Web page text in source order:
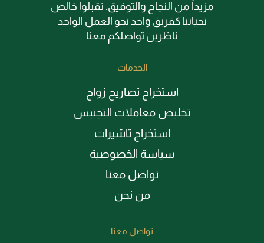
مزيداً من النجاح والتوفيق. تقبلوا خالص
تحياتنا كفريق واحد نحو العمل الواحد
ناظرين تواصلكم معنا
الخدمات
استخراج تصاريح زواج
تخليص معاملات التجنيس
استخراج تاشيرات
سياسة الخصوصية
تواصل معنا
من نحن
تواصل معنا